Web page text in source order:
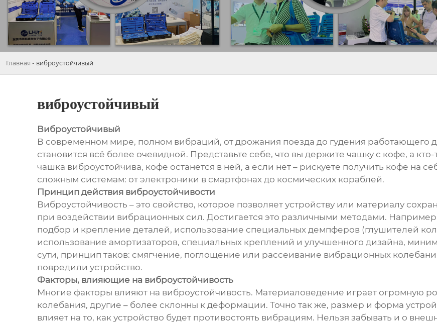
Главная - виброустойчивый
виброустойчивый
Виброустойчивый
В современном мире, полном вибраций, от дрожания поезда до гудения работающего
становится всё более очевидной. Представьте себе, что вы держите чашку с кофе, а
чашка виброустойчива, кофе останется в ней, а если нет – рискуете получить кофе на
сложным системам: от электроники в смартфонах до космических кораблей.
Принцип действия виброустойчивости
Виброустойчивость – это свойство, которое позволяет устройству или материалу
при воздействии вибрационных сил. Достигается это различными методами.
подбор и крепление деталей, использование специальных демпферов (глушителей
использование амортизаторов, специальных креплений и улучшенного дизайна,
сути, принцип таков: смягчение, поглощение или рассеивание вибрационных
повредили устройство.
Факторы, влияющие на виброустойчивость
Многие факторы влияют на виброустойчивость. Материаловедение играет огромную
колебания, другие – более склонны к деформации. Точно так же, размер и форма
влияет на то, как устройство будет противостоять вибрациям. Нельзя забывать и о